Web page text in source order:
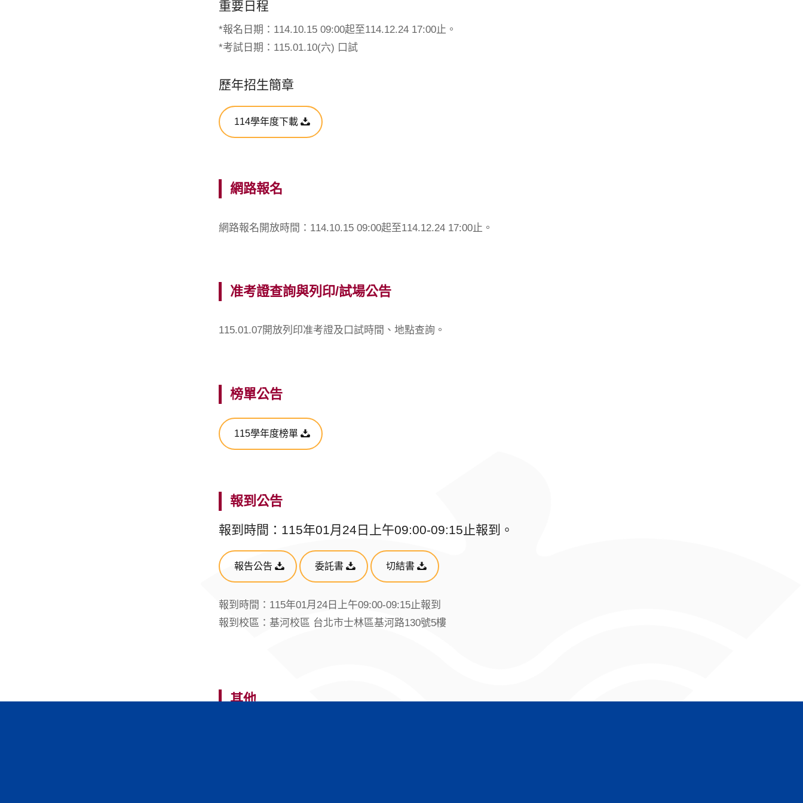
重要日程
*報名日期：114.10.15 09:00起至114.12.24 17:00止。
*考試日期：115.01.10(六) 口試
歷年招生簡章
114學年度下載
網路報名
網路報名開放時間：114.10.15 09:00起至114.12.24 17:00止。
准考證查詢與列印/試場公告
115.01.07開放列印准考證及口試時間、地點查詢。
榜單公告
115學年度榜單
報到公告
報到時間：115年01月24日上午09:00-09:15止報到。
報告公告 委託書 切結書
報到時間：115年01月24日上午09:00-09:15止報到
報到校區：基河校區 台北市士林區基河路130號5樓
其他